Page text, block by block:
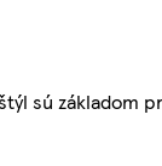
sú základom